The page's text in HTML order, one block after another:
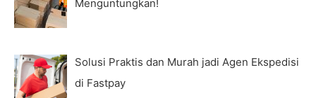
Menguntungkan!
Solusi Praktis dan Murah jadi Agen Ekspedisi
di Fastpay